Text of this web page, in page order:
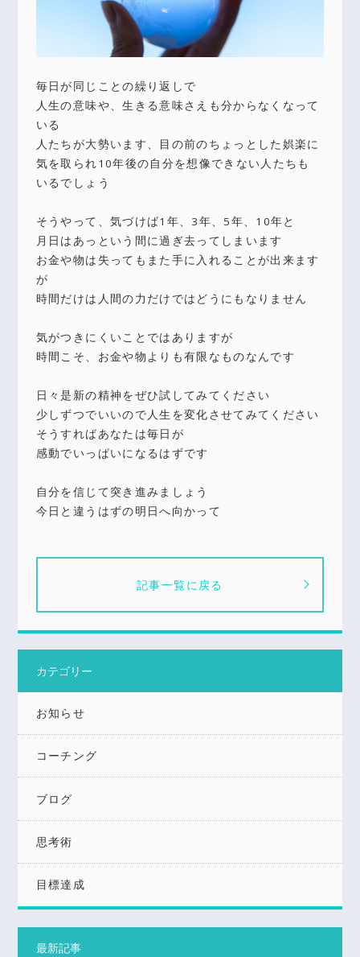
毎日が同じことの繰り返しで
人生の意味や、生きる意味さえも分からなくなって
いる
人たちが大勢います、目の前のちょっとした娯楽に
気を取られ10年後の自分を想像できない人たちも
いるでしょう
そうやって、気づけば1年、3年、5年、10年と
月日はあっという間に過ぎ去ってしまいます
お金や物は失ってもまた手に入れることが出来ます
が
時間だけは人間の力だけではどうにもなりません
気がつきにくいことではありますが
時間こそ、お金や物よりも有限なものなんです
日々是新の精神をぜひ試してみてください
少しずつでいいので人生を変化させてみてください
そうすればあなたは毎日が
感動でいっぱいになるはずです
自分を信じて突き進みましょう
今日と違うはずの明日へ向かって
記事一覧に戻る
カテゴリー
お知らせ
コーチング
ブログ
思考術
目標達成
最新記事